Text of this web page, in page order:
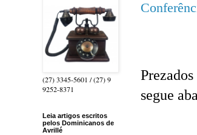
segue
(27) 3345-5601 / (27) 9
9252-8371
Leia artigos escritos
pelos Dominicanos de
Avrillé